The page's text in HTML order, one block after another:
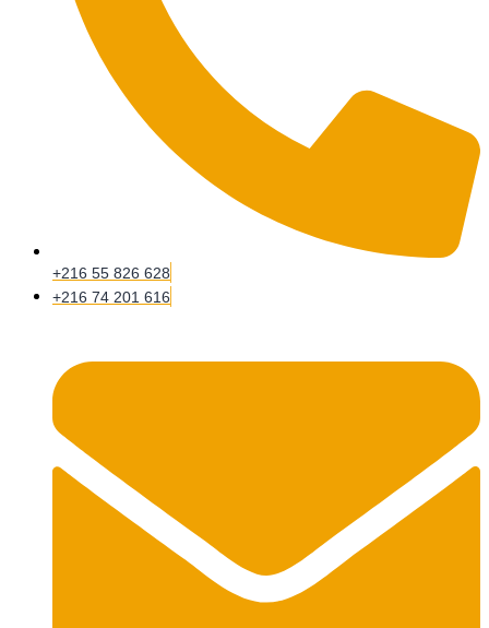
+216 55 826 628
+216 74 201 616